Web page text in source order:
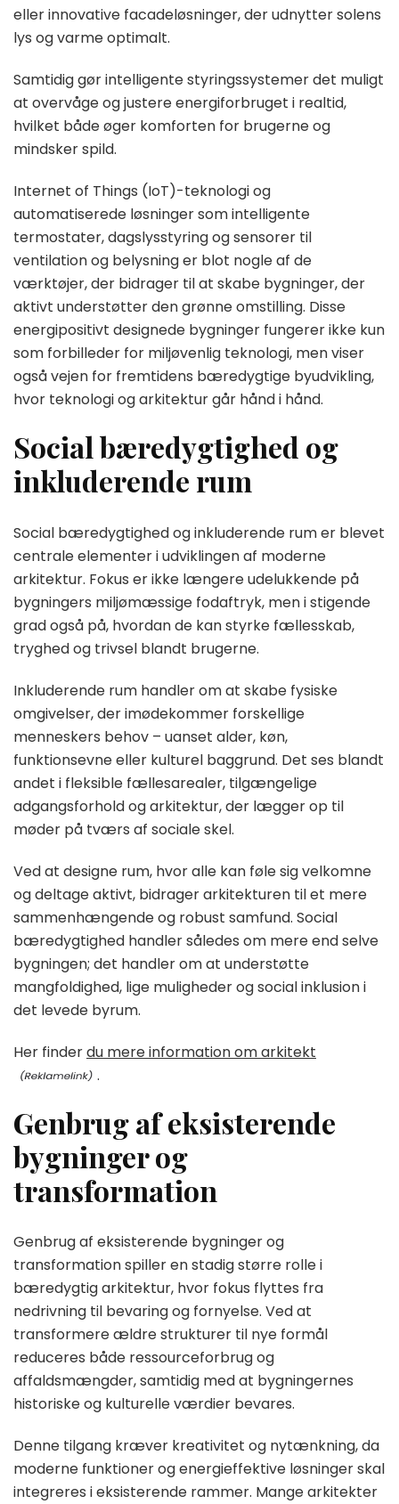
eller innovative facadeløsninger, der udnytter solens
lys og varme optimalt.
Samtidig gør intelligente styringssystemer det muligt
at overvåge og justere energiforbruget i realtid,
hvilket både øger komforten for brugerne og
mindsker spild.
Internet of Things (IoT)-teknologi og
automatiserede løsninger som intelligente
termostater, dagslysstyring og sensorer til
ventilation og belysning er blot nogle af de
værktøjer, der bidrager til at skabe bygninger, der
aktivt understøtter den grønne omstilling. Disse
energipositivt designede bygninger fungerer ikke kun
som forbilleder for miljøvenlig teknologi, men viser
også vejen for fremtidens bæredygtige byudvikling,
hvor teknologi og arkitektur går hånd i hånd.
Social bæredygtighed og
inkluderende rum
Social bæredygtighed og inkluderende rum er blevet
centrale elementer i udviklingen af moderne
arkitektur. Fokus er ikke længere udelukkende på
bygningers miljømæssige fodaftryk, men i stigende
grad også på, hvordan de kan styrke fællesskab,
tryghed og trivsel blandt brugerne.
Inkluderende rum handler om at skabe fysiske
omgivelser, der imødekommer forskellige
menneskers behov – uanset alder, køn,
funktionsevne eller kulturel baggrund. Det ses blandt
andet i fleksible fællesarealer, tilgængelige
adgangsforhold og arkitektur, der lægger op til
møder på tværs af sociale skel.
Ved at designe rum, hvor alle kan føle sig velkomne
og deltage aktivt, bidrager arkitekturen til et mere
sammenhængende og robust samfund. Social
bæredygtighed handler således om mere end selve
bygningen; det handler om at understøtte
mangfoldighed, lige muligheder og social inklusion i
det levede byrum.
Her finderdu mere information om arkitekt
.
Genbrug af eksisterende
bygninger og
transformation
Genbrug af eksisterende bygninger og
transformation spiller en stadig større rolle i
bæredygtig arkitektur, hvor fokus flyttes fra
nedrivning til bevaring og fornyelse. Ved at
transformere ældre strukturer til nye formål
reduceres både ressourceforbrug og
affaldsmængder, samtidig med at bygningernes
historiske og kulturelle værdier bevares.
Denne tilgang kræver kreativitet og nytænkning, da
moderne funktioner og energieffektive løsninger skal
integreres i eksisterende rammer. Mange arkitekter